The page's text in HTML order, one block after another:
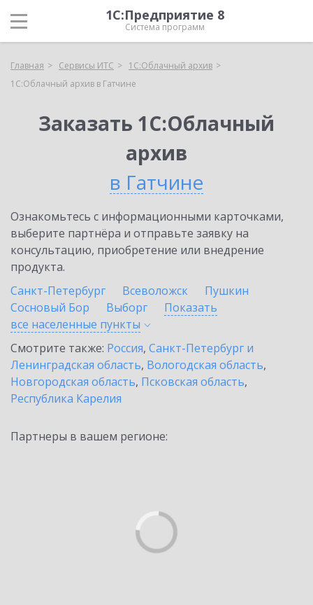
1С:Предприятие 8
Система программ
Главная Сервисы ИТС
1С:Облачный архив
1С:Облачный архив в Гатчине
Заказать 1С:Облачный
архив
в Гатчине
Ознакомьтесь с информационными карточками,
выберите партнёра и отправьте заявку на
консультацию, приобретение или внедрение
продукта.
Санкт-Петербург
Всеволожск
Пушкин
Сосновый Бор
Выборг
Показать
все населенные пункты
Смотрите также: Россия, Санкт-Петербург и
Ленинградская область, Вологодская область,
Новгородская область, Псковская область,
Республика Карелия
Партнеры в вашем регионе: